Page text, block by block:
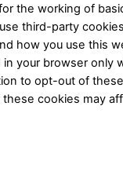
the working of
third-party
how you use this
your browser only
to opt-out of
cookies may